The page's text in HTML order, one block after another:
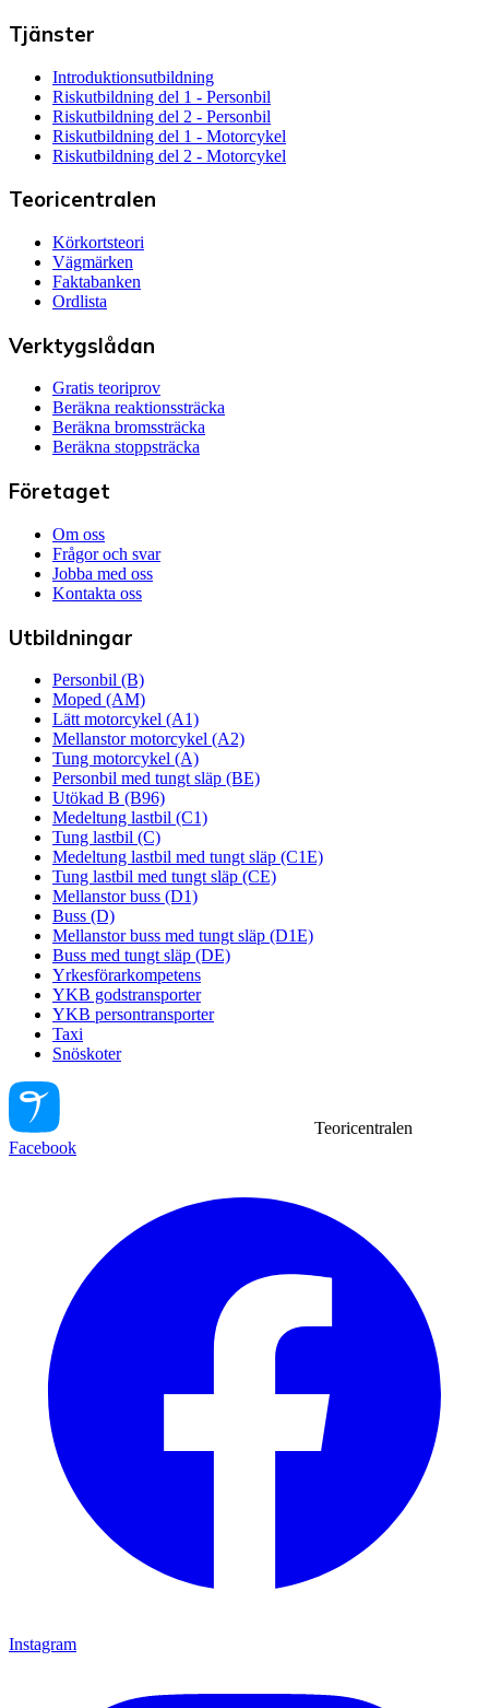
Tjänster
Introduktionsutbildning
Riskutbildning del 1 - Personbil
Riskutbildning del 2 - Personbil
Riskutbildning del 1 - Motorcykel
Riskutbildning del 2 - Motorcykel
Teoricentralen
Körkortsteori
Vägmärken
Faktabanken
Ordlista
Verktygslådan
Gratis teoriprov
Beräkna reaktionssträcka
Beräkna bromssträcka
Beräkna stoppsträcka
Företaget
Om oss
Frågor och svar
Jobba med oss
Kontakta oss
Utbildningar
Personbil (B)
Moped (AM)
Lätt motorcykel (A1)
Mellanstor motorcykel (A2)
Tung motorcykel (A)
Personbil med tungt släp (BE)
Utökad B (B96)
Medeltung lastbil (C1)
Tung lastbil (C)
Medeltung lastbil med tungt släp (C1E)
Tung lastbil med tungt släp (CE)
Mellanstor buss (D1)
Buss (D)
Mellanstor buss med tungt släp (D1E)
Buss med tungt släp (DE)
Yrkesförarkompetens
YKB godstransporter
YKB persontransporter
Taxi
Snöskoter
Teoricentralen
Facebook
Instagram